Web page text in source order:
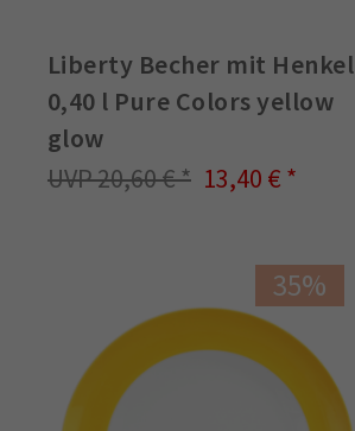
Liberty Becher mit Henkel
0,40 l Pure Colors yellow
glow
20,60 €
13,40 €
35%